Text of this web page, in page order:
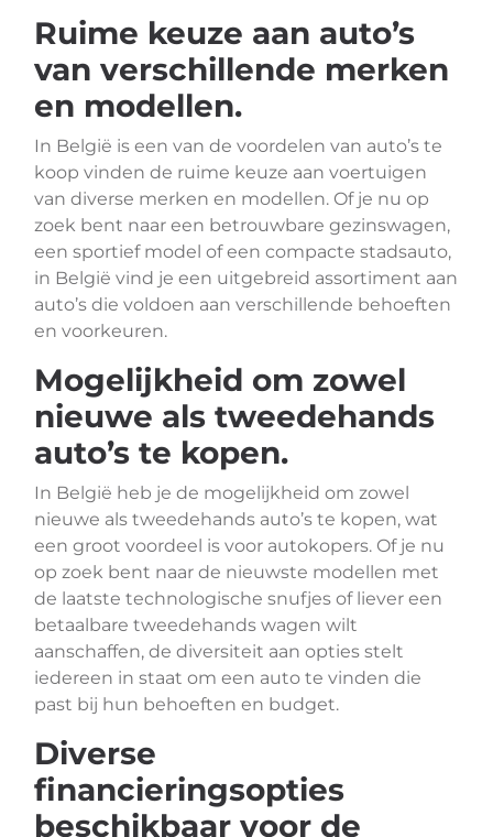
Ruime keuze aan auto’s
van verschillende merken
en modellen.
In België is een van de voordelen van auto’s te
koop vinden de ruime keuze aan voertuigen
van diverse merken en modellen. Of je nu op
zoek bent naar een betrouwbare gezinswagen,
een sportief model of een compacte stadsauto,
in België vind je een uitgebreid assortiment aan
auto’s die voldoen aan verschillende behoeften
en voorkeuren.
Mogelijkheid om zowel
nieuwe als tweedehands
auto’s te kopen.
In België heb je de mogelijkheid om zowel
nieuwe als tweedehands auto’s te kopen, wat
een groot voordeel is voor autokopers. Of je nu
op zoek bent naar de nieuwste modellen met
de laatste technologische snufjes of liever een
betaalbare tweedehands wagen wilt
aanschaffen, de diversiteit aan opties stelt
iedereen in staat om een auto te vinden die
past bij hun behoeften en budget.
Diverse
financieringsopties
beschikbaar voor de